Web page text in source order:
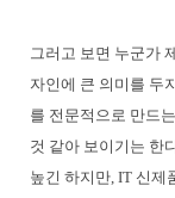
그러고 보면 누군가
자인에 큰 의미를 두
를 전문적으로 만드
것 같아 보이기는 한
높긴 하지만, IT 신제